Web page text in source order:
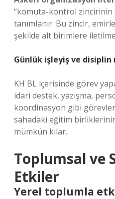
“komuta-kontrol zincirinin
tanımlanır. Bu zincir,
şekilde alt birimlere
Günlük işleyiş ve disiplin
KH BL içerisinde görev
idari destek, yazışma,
koordinasyon gibi
sahadaki eğitim birliklerinin
mümkün kılar.
Toplumsal ve
Etkiler
Yerel toplumla